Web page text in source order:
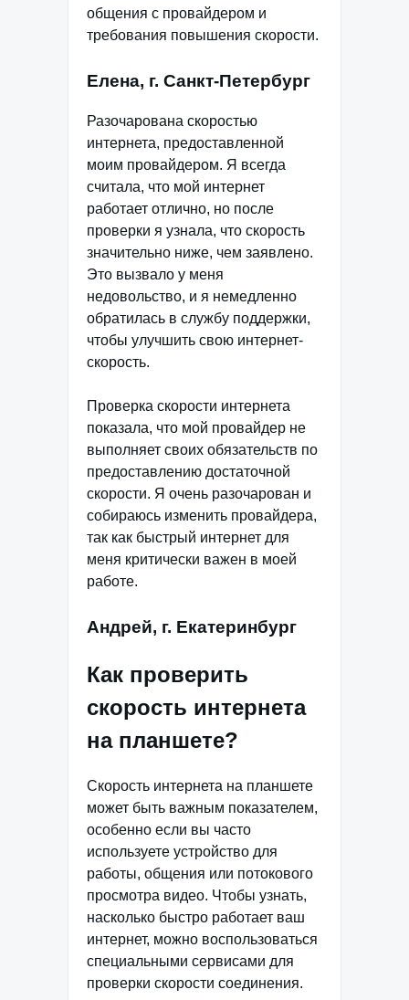
общения с провайдером и
требования повышения скорости.
Елена, г. Санкт-Петербург
Разочарована скоростью
интернета, предоставленной
моим провайдером. Я всегда
считала, что мой интернет
работает отлично, но после
проверки я узнала, что скорость
значительно ниже, чем заявлено.
Это вызвало у меня
недовольство, и я немедленно
обратилась в службу поддержки,
чтобы улучшить свою интернет-
скорость.
Проверка скорости интернета
показала, что мой провайдер не
выполняет своих обязательств по
предоставлению достаточной
скорости. Я очень разочарован и
собираюсь изменить провайдера,
так как быстрый интернет для
меня критически важен в моей
работе.
Андрей, г. Екатеринбург
Как проверить
скорость интернета
на планшете?
Скорость интернета на планшете
может быть важным показателем,
особенно если вы часто
используете устройство для
работы, общения или потокового
просмотра видео. Чтобы узнать,
насколько быстро работает ваш
интернет, можно воспользоваться
специальными сервисами для
проверки скорости соединения.